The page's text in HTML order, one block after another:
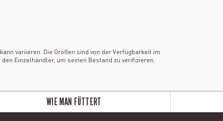
variieren. Die Größen sind von der Verfügbarkeit im
Einzelhändler, um seinen Bestand zu verifizieren.
WIE MAN FÜTTERT